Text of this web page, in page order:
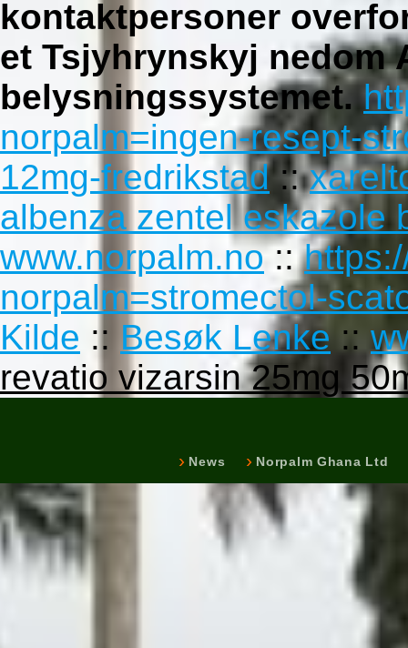
kontaktpersoner
et Tsjyhrynskyj nedom
belysningssystemet.
norpalm=ingen-resept-
12mg-fredrikstad::
albenza zentel eskazole
www.norpalm.no::
norpalm=stromectol-
Kilde :: Besøk Lenke ::
revatio vizarsin 25mg
News Norpalm Ghana Ltd